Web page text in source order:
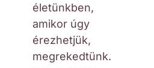
életünkben,
amikor úgy
érezhetjük,
megrekedtünk.